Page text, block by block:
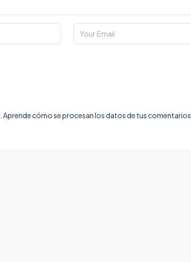
Aprende cómo se procesan los datos de tus comentarios.